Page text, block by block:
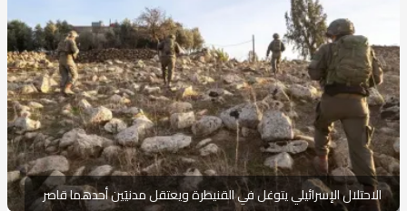
الاحتلال الإسرائيلي يتوغل في القنيطرة ويعتقل مدنيَين أحدهما قاصر